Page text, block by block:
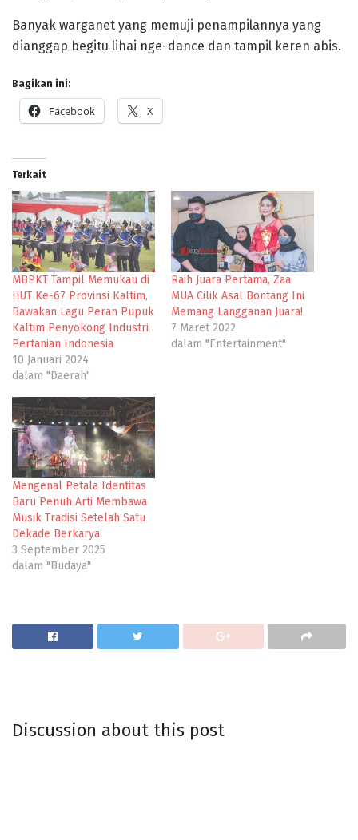
Banyak warganet yang memuji penampilannya yang
dianggap begitu lihai nge-dance dan tampil keren abis.
Bagikan ini:
Facebook X
Terkait
MBPKT Tampil Memukau di
HUT Ke-67 Provinsi Kaltim,
Bawakan Lagu Peran Pupuk
Kaltim Penyokong Industri
Pertanian Indonesia
10 Januari 2024
dalam "Daerah"
Raih Juara Pertama, Zaa
MUA Cilik Asal Bontang Ini
Memang Langganan Juara!
7 Maret 2022
dalam "Entertainment"
Mengenal Petala Identitas
Baru Penuh Arti Membawa
Musik Tradisi Setelah Satu
Dekade Berkarya
3 September 2025
dalam "Budaya"
Discussion about this post